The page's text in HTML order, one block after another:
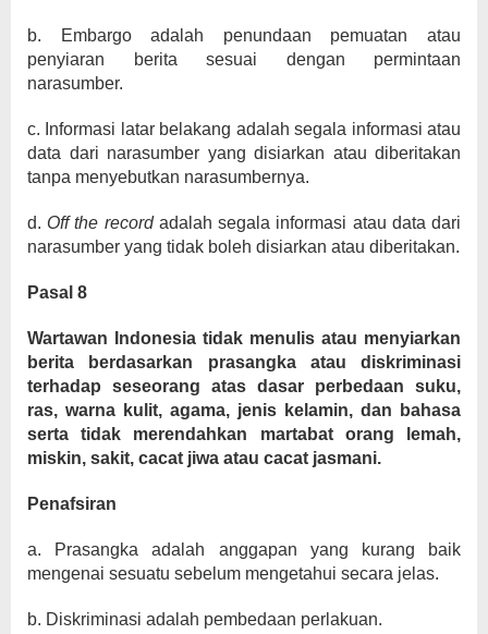
b. Embargo adalah penundaan pemuatan atau
penyiaran berita sesuai dengan permintaan
narasumber.
c. Informasi latar belakang adalah segala informasi atau
data dari narasumber yang disiarkan atau diberitakan
tanpa menyebutkan narasumbernya.
d. Off the recordadalah segala informasi atau data dari
narasumber yang tidak boleh disiarkan atau diberitakan.
Pasal 8
Wartawan Indonesia tidak menulis atau menyiarkan
berita berdasarkan prasangka atau diskriminasi
terhadap seseorang atas dasar perbedaan suku,
ras, warna kulit, agama, jenis kelamin, dan bahasa
serta tidak merendahkan martabat orang lemah,
miskin, sakit, cacat jiwa atau cacat jasmani.
Penafsiran
a. Prasangka adalah anggapan yang kurang baik
mengenai sesuatu sebelum mengetahui secara jelas.
b. Diskriminasi adalah pembedaan perlakuan.